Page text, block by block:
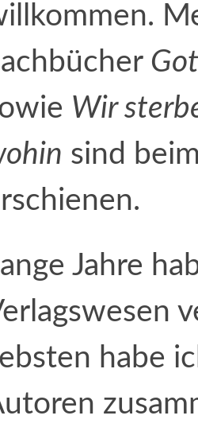
G
Wir
sind
Jahre
habe